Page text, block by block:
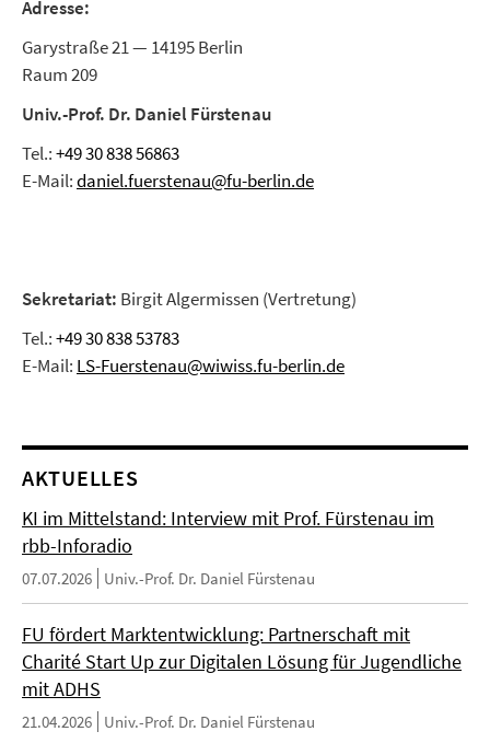
Adresse:
Garystraße 21 — 14195 Berlin
Raum 209
Univ.-Prof. Dr. Daniel Fürstenau
Tel.:+49 30 838 56863
E-Mail:daniel.fuerstenau@fu-berlin.de
Sekretariat: Birgit Algermissen (Vertretung)
Tel.:+49 30 838 53783
E-Mail: LS-Fuerstenau@wiwiss.fu-berlin.de
AKTUELLES
KI im Mittelstand: Interview mit Prof. Fürstenau im
rbb-Inforadio
07.07.2026 Univ.-Prof. Dr. Daniel Fürstenau
FU fördert Marktentwicklung: Partnerschaft mit
Charité Start Up zur Digitalen Lösung für Jugendliche
mit ADHS
21.04.2026 Univ.-Prof. Dr. Daniel Fürstenau